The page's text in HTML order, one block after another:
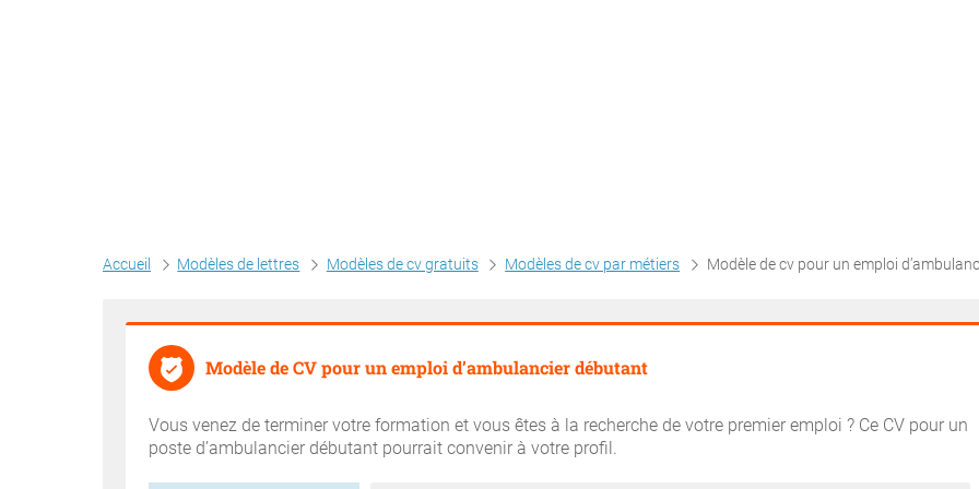
Accueil Modèles de lettres Modèles de cv gratuits Modèles de cv par métiers Modèle de cv pour un emploi d’ambulancier
Modèle de CV pour un emploi d’ambulancier débutant
Vous venez de terminer votre formation et vous êtes à la recherche de votre premier emploi ? Ce CV pour un
poste d’ambulancier débutant pourrait convenir à votre profil.